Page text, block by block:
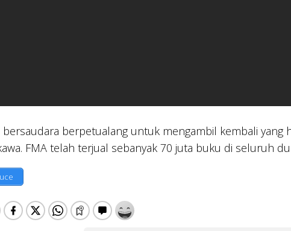
bersaudara berpetualang untuk mengambil kembali yang
FMA telah terjual sebanyak 70 juta buku di seluruh